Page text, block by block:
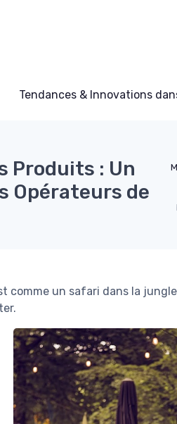
Tendances & Innovations
Produits : Un
Opérateurs de
comme un safari dans la